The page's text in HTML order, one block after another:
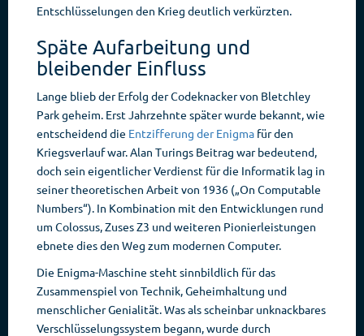
Entschlüsselungen den Krieg deutlich verkürzten.
Späte Aufarbeitung und
bleibender Einfluss
Lange blieb der Erfolg der Codeknacker von Bletchley
Park geheim. Erst Jahrzehnte später wurde bekannt, wie
entscheidend die Entzifferung der Enigma für den
Kriegsverlauf war. Alan Turings Beitrag war bedeutend,
doch sein eigentlicher Verdienst für die Informatik lag in
seiner theoretischen Arbeit von 1936 („On Computable
Numbers“). In Kombination mit den Entwicklungen rund
um Colossus, Zuses Z3 und weiteren Pionierleistungen
ebnete dies den Weg zum modernen Computer.
Die Enigma-Maschine steht sinnbildlich für das
Zusammenspiel von Technik, Geheimhaltung und
menschlicher Genialität. Was als scheinbar unknackbares
Verschlüsselungssystem begann, wurde durch